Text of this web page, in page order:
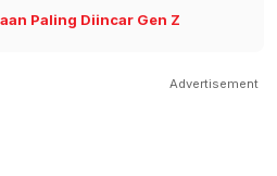
Paling Diincar Gen Z
Advertisement